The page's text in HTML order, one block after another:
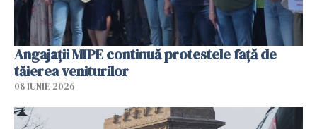
Angajaţii MIPE continuă protestele faţă de
tăierea veniturilor
08 IUNIE 2026